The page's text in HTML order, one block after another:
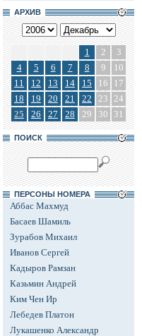
АРХИВ
1 2
3
4
5 6 7 8 9
10
11
12 13 14 15 16
17
18
19 20 21 22 23 24
25
26 27 28 29 30 31
ПОИСК
ПЕРСОНЫ НОМЕРА
Аббас Махмуд
Басаев Шамиль
Зурабов Михаил
Иванов Сергей
Кадыров Рамзан
Казьмин Андрей
Ким Чен Ир
Лебедев Платон
Лукашенко Александр